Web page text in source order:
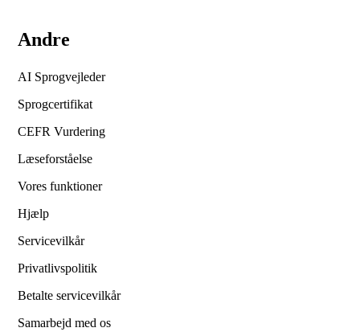
Andre
AI Sprogvejleder
Sprogcertifikat
CEFR Vurdering
Læseforståelse
Vores funktioner
Hjælp
Servicevilkår
Privatlivspolitik
Betalte servicevilkår
Samarbejd med os